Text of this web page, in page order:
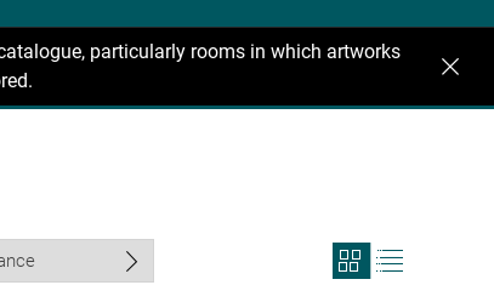
particularly rooms in which artworks
View
search